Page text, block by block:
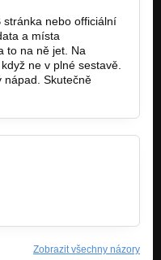
stránka nebo officiální
a místa
to na ně jet. Na
ne v plné sestavě.
nápad. Skutečně
Zobrazit všechny názory